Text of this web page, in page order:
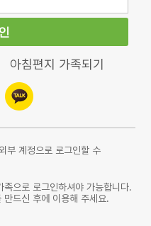
아침편지 가족되기
부 계정으로 로그인할 수
으로 로그인하셔야 가능합니다.
만드신 후에 이용해 주세요.